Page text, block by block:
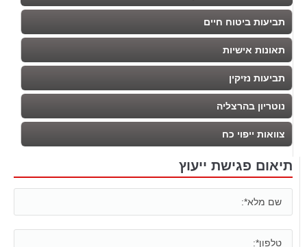
תביעות ביטוח חיים
תאונות אישיות
תביעות נזיקין
נוטריון בהרצליה
צוואות ייפוי כח
תיאום פגישת ייעוץ